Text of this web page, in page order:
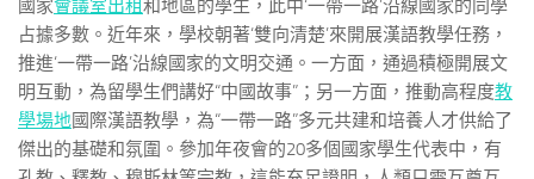
國家會議室出租和地區的學生，此中‘一帶一路’沿線國家的同學
占據多數。近年來，學校朝著‘雙向清楚’來開展漢語教學任務，
推進‘一帶一路’沿線國家的文明交通。一方面，通過積極開展文
明互動，為留學生們講好“中國故事”；另一方面，推動高程度教
學場地國際漢語教學，為“一帶一路”多元共建和培養人才供給了
傑出的基礎和氛圍。參加年夜會的20多個國家學生代表中，有